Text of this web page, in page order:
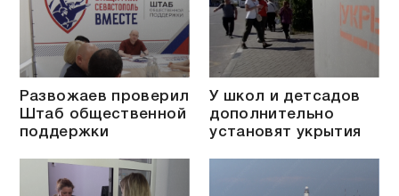
Развожаев проверил
Штаб общественной
поддержки
У школ и детсадов
дополнительно
установят укрытия